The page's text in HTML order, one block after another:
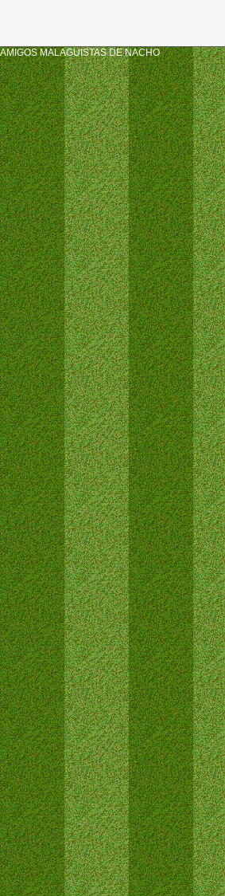
AMIGOS MALAGUISTAS DE NACHO